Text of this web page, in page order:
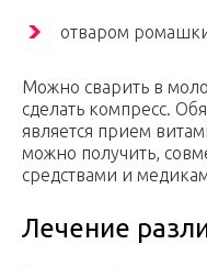
отваром
Можно сварить в
сделать компресс.
является прием
можно получить,
средствами и
Лечение